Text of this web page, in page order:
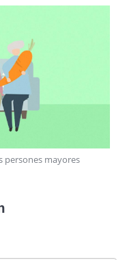
persones mayores